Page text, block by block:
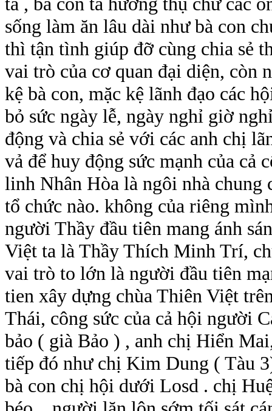
sống làm ăn lâu dài như bà con
thì tận tình giúp đỡ cùng chia sẻ
vai trò của cơ quan đại diện, còn
kệ bà con, mặc kệ lãnh đạo các
bỏ sức ngày lễ, ngày nghỉ giờ
động và chia sẻ với các anh chị
vả để huy động sức mạnh của cả
linh Nhân Hòa là ngôi nhà chung
tổ chức nào. không của riêng
người Thầy đầu tiên mang ánh
Việt ta là Thầy Thích Minh Trí,
vai trò to lớn là người đầu tiên
tien xây dựng chùa Thiên Việt
Thái, công sức của cả hội người
bảo ( già Bảo ) , anh chị Hiển
tiếp đó như chị Kim Dung ( Tàu
bà con chị hội dưới Losd . chị